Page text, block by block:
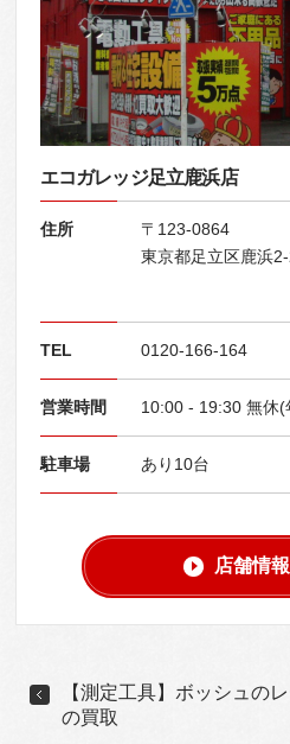
エコガレッジ足立鹿浜店
住所
〒123-0864
東京都足立区鹿浜
TEL 0120-166-164
営業時間 10:00 - 19:30 無休(
駐車場 あり10台
店舗情
【測定工具】ボッシュの
の買取